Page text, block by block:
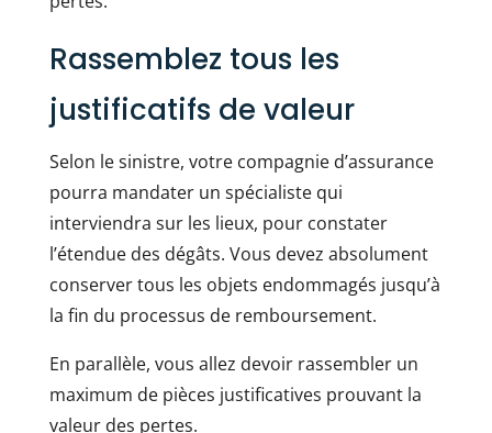
Rassemblez tous les
justificatifs de valeur
Selon le sinistre, votre compagnie d’assurance
pourra mandater un spécialiste qui
interviendra sur les lieux, pour constater
l’étendue des dégâts. Vous devez absolument
conserver tous les objets endommagés jusqu’à
la fin du processus de remboursement.
En parallèle, vous allez devoir rassembler un
maximum de pièces justificatives prouvant la
valeur des pertes.